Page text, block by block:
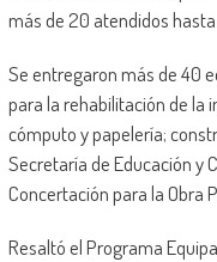
más de 20 atendidos
Se entregaron más de 40
para la rehabilitación de la
cómputo y papelería;
Secretaría de Educación y
Concertación para la Obra
Resaltó el Programa